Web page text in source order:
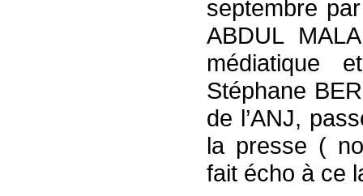
septembre
ABDUL
médiatique
Stéphane
de l’ANJ,
la presse (
fait écho à ce